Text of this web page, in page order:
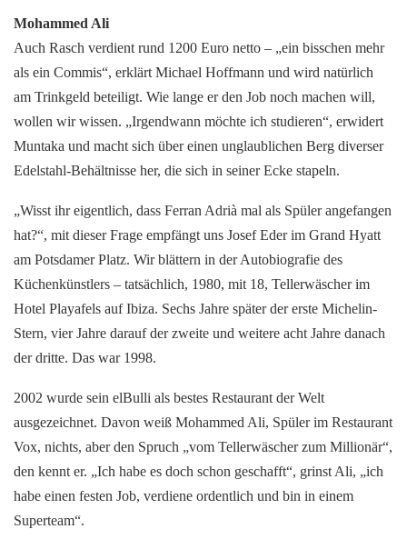
Mohammed Ali
Auch Rasch verdient rund 1200 Euro netto – „ein bisschen mehr
als ein Commis“, erklärt Michael Hoffmann und wird natürlich
am Trinkgeld beteiligt. Wie lange er den Job noch machen will,
wollen wir wissen. „Irgendwann möchte ich studieren“, erwidert
Muntaka und macht sich über einen unglaublichen Berg diverser
Edelstahl‑Behältnisse her, die sich in seiner Ecke stapeln.
„Wisst ihr eigentlich, dass Ferran Adrià mal als Spüler angefangen
hat?“, mit dieser Frage empfängt uns Josef Eder im Grand Hyatt
am Potsdamer Platz. Wir blättern in der Autobiografie des
Küchenkünstlers – tatsächlich, 1980, mit 18, Tellerwäscher im
Hotel Playafels auf Ibiza. Sechs Jahre später der erste Michelin-
Stern, vier Jahre darauf der zweite und weitere acht Jahre danach
der dritte. Das war 1998.
2002 wurde sein elBulli als bestes Restaurant der Welt
ausgezeichnet. Davon weiß Mohammed Ali, Spüler im Restaurant
Vox, nichts, aber den Spruch „vom Tellerwäscher zum Millionär“,
den kennt er. „Ich habe es doch schon geschafft“, grinst Ali, „ich
habe einen festen Job, verdiene ordentlich und bin in einem
Superteam“.